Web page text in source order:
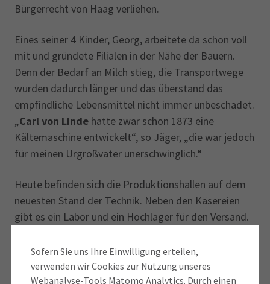
Sofern Sie uns Ihre Einwilligung erteilen,
verwenden wir Cookies zur Nutzung unseres
Webanalyse-Tools Matomo Analytics. Durch einen
Bürgerrecht von Haag verliehen.
Eines seiner 4 Kinder, Georg, arbeitete da schon voll
mit und gründete Filialen in der Nähe der Bauern.
Denn der Bedarf an Milch stieg, die Transportwege
wurden dadurch länger und das überstand das
empfindliche Lebensmittel nicht immer unbeschadet.
„Carl von Linde hatte zwar schon 1873 eine
Kältemaschine entwickelt“, so Jäger, „die war jedoch
für meinen Urgroßvater unerschwinglich.“
Heute befinden sich die Produktionshallen auf dem
neuesten Stand der Technik. Neben den Käsereien
gibt es ein Labor und ein Hochlager für den Versand.
beladen.